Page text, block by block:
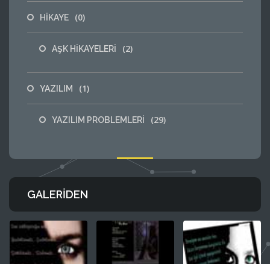
HİKAYE (0)
AŞK HİKAYELERİ (2)
YAZILIM (1)
YAZILIM PROBLEMLERİ (29)
GALERIDEN